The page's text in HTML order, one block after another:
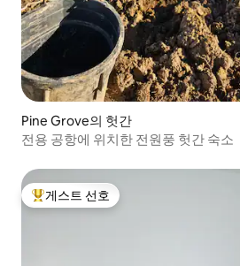
Pine Grove의 헛간
전용 공항에 위치한 전원풍 헛간 숙소
상위 게스트 선호
게스트 선호